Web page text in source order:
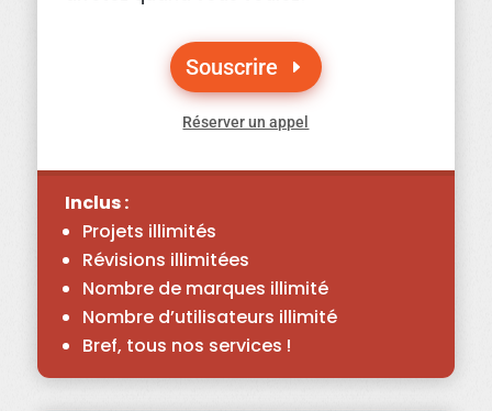
Souscrire
Réserver un appel
Inclus :
Projets illimités
Révisions illimitées
Nombre de marques illimité
Nombre d’utilisateurs illimité
Bref, tous nos services !